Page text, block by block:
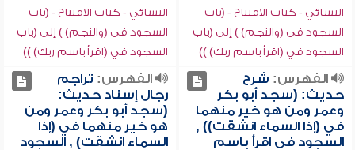
النسائي - كتاب الافتتاح - (باب
السجود في (والنجم) ) إلى (باب
السجود في (اقرأ باسم ربك) ))
النسائي - كتاب الافتتاح - (باب
السجود في (والنجم) ) إلى (باب
السجود في (اقرأ باسم ربك) ))
الفهرس: شرح
حديث: (سجد أبو بكر
وعمر ومن هو خير منهما
في (إذا السماء انشقت)) ,
السجود في اقرأ باسم
الفهرس: تراجم
رجال إسناد حديث:
(سجد أبو بكر وعمر ومن
هو خير منهما في (إذا
السماء انشقت) , السجود